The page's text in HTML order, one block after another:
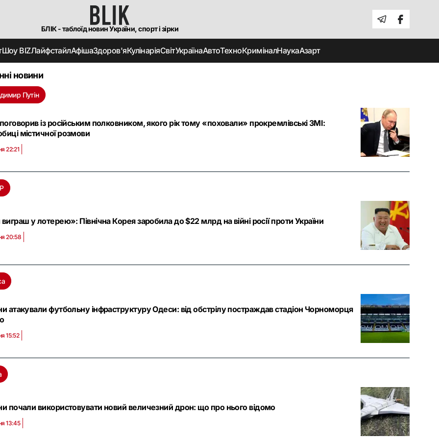
БЛІК - таблоїд новин України, спорт і зірки
Шоу BIZЛайфстайлАфішаЗдоров'яКулінаріяСвітУкраїнаАвтоТехноКриміналНаукаАзарт
новини
Путін
поговорив із російським полковником, якого рік тому «поховали» прокремлівські ЗМІ:
містичної розмови
22:21
виграш у лотерею»: Північна Корея заробила до $22 млрд на війні росії проти України
20:58
атакували футбольну інфраструктуру Одеси: від обстрілу постраждав стадіон Чорноморця
15:52
почали використовувати новий величезний дрон: що про нього відомо
13:45